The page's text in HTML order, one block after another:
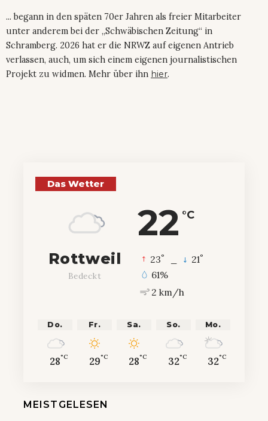
... begann in den späten 70er Jahren als freier Mitarbeiter
unter anderem bei der „Schwäbischen Zeitung“ in
Schramberg. 2026 hat er die NRWZ auf eigenen Antrieb
verlassen, auch, um sich einem eigenen journalistischen
Projekt zu widmen. Mehr über ihn hier.
Das Wetter
22 °C
Rottweil
Bedeckt
23° 21°
61%
2 km/h
Do.
28°C
Fr.
29°C
Sa.
28°C
So.
32°C
Mo.
32°C
MEISTGELESEN